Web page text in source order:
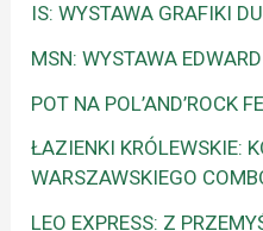
IS: WYSTAWA GRAFIKI
MSN: WYSTAWA
POT NA POL’AND’ROCK
ŁAZIENKI KRÓLEWSKIE:
WARSZAWSKIEGO
LEO EXPRESS: Z